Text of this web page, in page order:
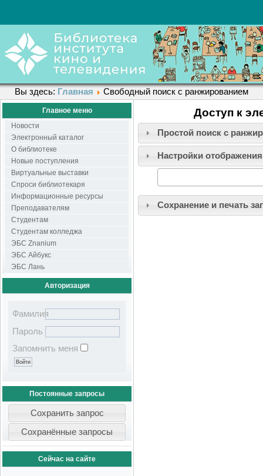
Вы здесь: Главная Свободный поиск с ранжированием
Главное меню
Новости
Электронный каталог
О библиотеке
Новые поступления
Виртуальные выставки
Спроси библиотекаря
Информационные ресурсы
Преподавателям
Студентам
Студентам колледжа
ЭБС Znanium
ЭБС Айбукс
ЭБС Лань
Авторизация
Фамилия
Пароль
Запомнить меня
Постоянные запросы
Сейчас на сайте
Доступ к
Простой поиск c
Настройки
Сохранение и печать